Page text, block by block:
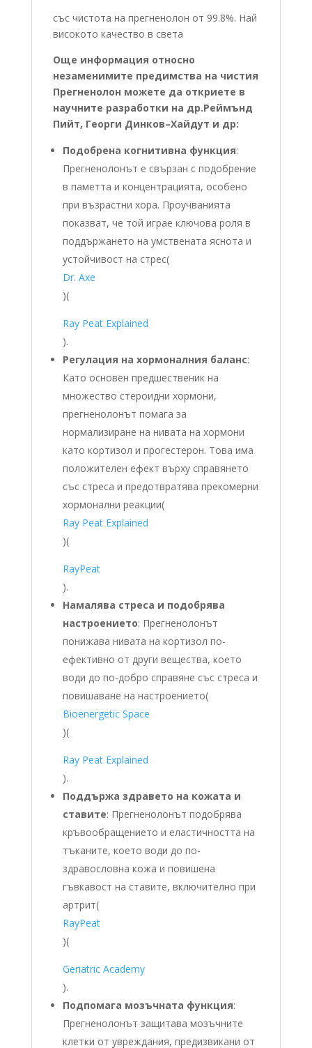
със чистота на прегненолон от 99.8%. Най
високото качество в света
Още информация относно
незаменимите предимства на чистия
Прегненолон можете да откриете в
научните разработки на др.Реймънд
Пийт, Георги Динков–Хайдут и др:
Подобрена когнитивна функция:
Прегненолонът е свързан с подобрение
в паметта и концентрацията, особено
при възрастни хора. Проучванията
показват, че той играе ключова роля в
поддържането на умствената яснота и
устойчивост на стрес​(
Dr. Axe
)(
Ray Peat Explained
).
Регулация на хормоналния баланс:
Като основен предшественик на
множество стероидни хормони,
прегненолонът помага за
нормализиране на нивата на хормони
като кортизол и прогестерон. Това има
положителен ефект върху справянето
със стреса и предотвратява прекомерни
хормонални реакции​(
Ray Peat Explained
)(
RayPeat
).
Намалява стреса и подобрява
настроението: Прегненолонът
понижава нивата на кортизол по-
ефективно от други вещества, което
води до по-добро справяне със стреса и
повишаване на настроението​(
Bioenergetic Space
)(
Ray Peat Explained
).
Поддържа здравето на кожата и
ставите: Прегненолонът подобрява
кръвообращението и еластичността на
тъканите, което води до по-
здравословна кожа и повишена
гъвкавост на ставите, включително при
артрит​(
RayPeat
)(
Geriatric Academy
).
Подпомага мозъчната функция:
Прегненолонът защитава мозъчните
клетки от увреждания, предизвикани от